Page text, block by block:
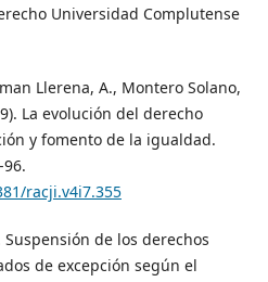
Universidad Complutense
Llerena, A., Montero Solano,
La evolución del derecho
y fomento de la igualdad.
96.
racji.v4i7.355
de los derechos
de excepción según el